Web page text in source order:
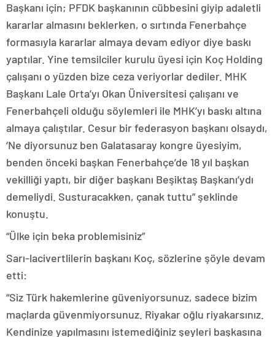
Başkanı için; PFDK başkanının cübbesini giyip adaletli
kararlar almasını beklerken, o sırtında Fenerbahçe
formasıyla kararlar almaya devam ediyor diye baskı
yaptılar. Yine temsilciler kurulu üyesi için Koç Holding
çalışanı o yüzden bize ceza veriyorlar dediler. MHK
Başkanı Lale Orta’yı Okan Üniversitesi çalışanı ve
Fenerbahçeli olduğu söylemleri ile MHK’yı baskı altına
almaya çalıştılar. Cesur bir federasyon başkanı olsaydı,
‘Ne diyorsunuz ben Galatasaray kongre üyesiyim,
benden önceki başkan Fenerbahçe’de 18 yıl başkan
vekilliği yaptı, bir diğer başkanı Beşiktaş Başkanı’ydı
demeliydi. Susturacakken, çanak tuttu” şeklinde
konuştu.
“Ülke için beka problemisiniz”
Sarı-lacivertlilerin başkanı Koç, sözlerine şöyle devam
etti:
“Siz Türk hakemlerine güveniyorsunuz, sadece bizim
maçlarda güvenmiyorsunuz. Riyakar oğlu riyakarsınız.
Kendinize yapılmasını istemediğiniz şeyleri başkasına